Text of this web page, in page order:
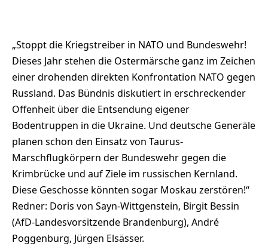
„Stoppt die Kriegstreiber in NATO und Bundeswehr!
Dieses Jahr stehen die Ostermärsche ganz im Zeichen
einer drohenden direkten Konfrontation NATO gegen
Russland. Das Bündnis diskutiert in erschreckender
Offenheit über die Entsendung eigener
Bodentruppen in die Ukraine. Und deutsche Generäle
planen schon den Einsatz von Taurus-
Marschflugkörpern der Bundeswehr gegen die
Krimbrücke und auf Ziele im russischen Kernland.
Diese Geschosse könnten sogar Moskau zerstören!“
Redner: Doris von Sayn-Wittgenstein, Birgit Bessin
(AfD-Landesvorsitzende Brandenburg), André
Poggenburg, Jürgen Elsässer.